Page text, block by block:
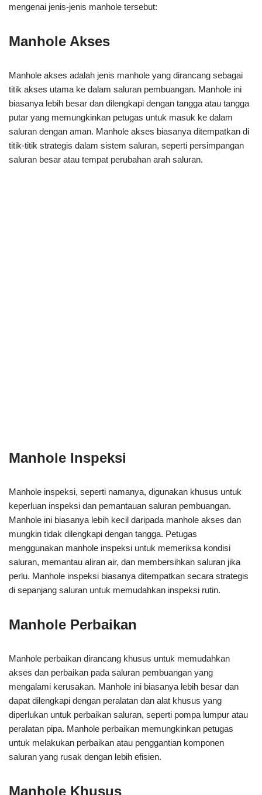
mengenai jenis-jenis manhole tersebut:
Manhole Akses
Manhole akses adalah jenis manhole yang dirancang sebagai
titik akses utama ke dalam saluran pembuangan. Manhole ini
biasanya lebih besar dan dilengkapi dengan tangga atau tangga
putar yang memungkinkan petugas untuk masuk ke dalam
saluran dengan aman. Manhole akses biasanya ditempatkan di
titik-titik strategis dalam sistem saluran, seperti persimpangan
saluran besar atau tempat perubahan arah saluran.
Manhole Inspeksi
Manhole inspeksi, seperti namanya, digunakan khusus untuk
keperluan inspeksi dan pemantauan saluran pembuangan.
Manhole ini biasanya lebih kecil daripada manhole akses dan
mungkin tidak dilengkapi dengan tangga. Petugas
menggunakan manhole inspeksi untuk memeriksa kondisi
saluran, memantau aliran air, dan membersihkan saluran jika
perlu. Manhole inspeksi biasanya ditempatkan secara strategis
di sepanjang saluran untuk memudahkan inspeksi rutin.
Manhole Perbaikan
Manhole perbaikan dirancang khusus untuk memudahkan
akses dan perbaikan pada saluran pembuangan yang
mengalami kerusakan. Manhole ini biasanya lebih besar dan
dapat dilengkapi dengan peralatan dan alat khusus yang
diperlukan untuk perbaikan saluran, seperti pompa lumpur atau
peralatan pipa. Manhole perbaikan memungkinkan petugas
untuk melakukan perbaikan atau penggantian komponen
saluran yang rusak dengan lebih efisien.
Manhole Khusus